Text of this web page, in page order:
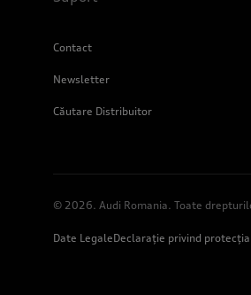
Contact
Newsletter
Căutare Distribuitor
© 2026. Audi Romania. Toate
Date LegaleDeclarație privind